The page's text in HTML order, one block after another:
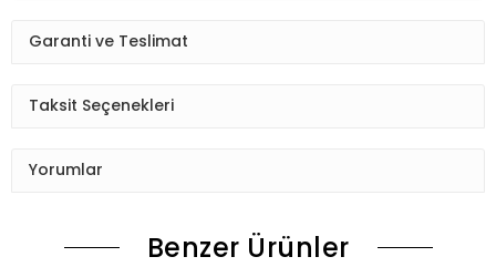
Garanti ve Teslimat
Taksit Seçenekleri
Yorumlar
Benzer Ürünler